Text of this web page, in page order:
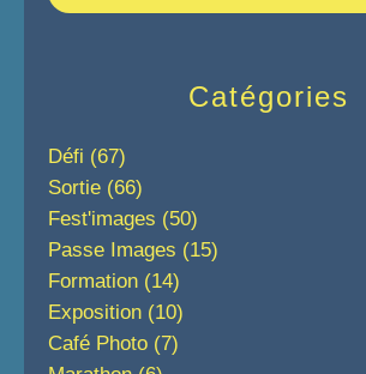
Catégories
Défi (67)
Sortie (66)
Fest'images (50)
Passe Images (15)
Formation (14)
Exposition (10)
Café Photo (7)